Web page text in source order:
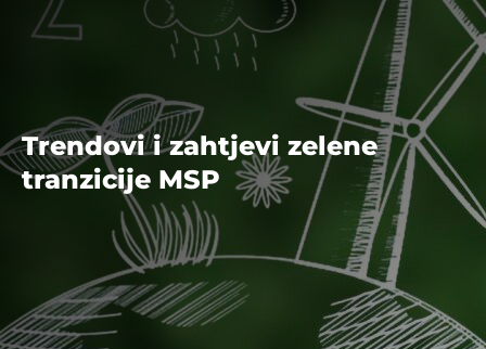
Trendovi i zahtjevi zelene
tranzicije MSP